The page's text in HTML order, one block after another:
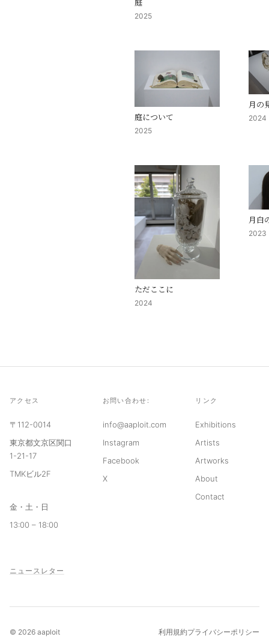
2025
庭について
2025
月の
2024
ただここに
2024
月白
2023
アクセス
〒112-0014
東京都文京区関口
1-21-17
TMKビル2F
金・土・日
13:00 – 18:00
お問い合わせ:
info@aaploit.com
Instagram
Facebook
X
リンク
Exhibitions
Artists
Artworks
About
Contact
ニュースレター
© 2026 aaploit 利用規約プライバシーポリシー